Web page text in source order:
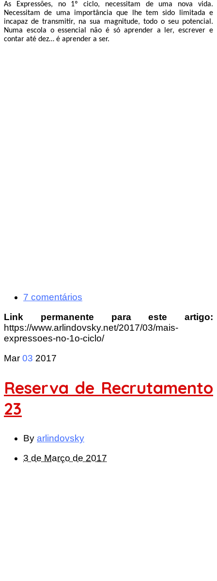
As Expressões, no 1º ciclo, necessitam de uma nova vida.
Necessitam de uma importância que lhe tem sido limitada e
incapaz de transmitir, na sua magnitude, todo o seu potencial.
Numa escola o essencial não é só aprender a ler, escrever e
contar até dez… é aprender a ser.
7 comentários
Link permanente para este artigo:
https://www.arlindovsky.net/2017/03/mais-
expressoes-no-1o-ciclo/
Mar 03 2017
Reserva de Recrutamento
23
By arlindovsky
3 de Março de 2017